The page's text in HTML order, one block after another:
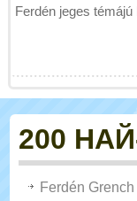
Ferdén jeges
200
Ferdén